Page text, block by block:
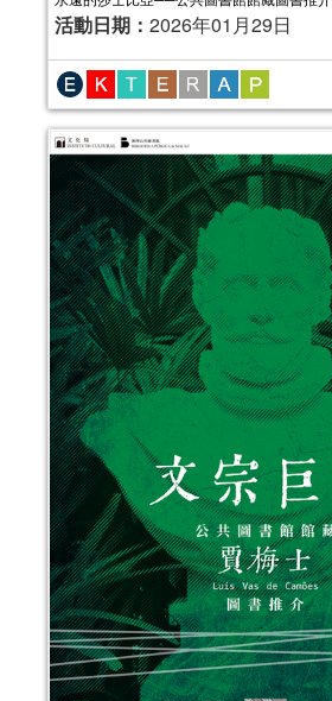
活動日期： 2026年01月29日